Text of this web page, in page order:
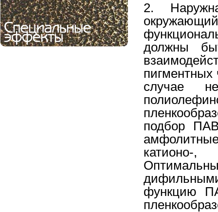
2.
должны
пигментных
случае
подбор
катионо-
функцию